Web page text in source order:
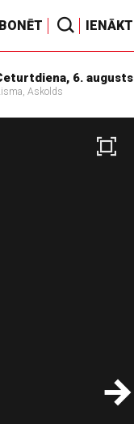
IENĀKT
6. augusts
Askolds